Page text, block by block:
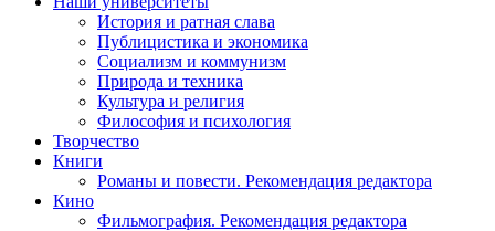
История и ратная слава
Публицистика и экономика
Социализм и коммунизм
Природа и техника
Культура и религия
Философия и психология
Творчество
Книги
Романы и повести. Рекомендация редактора
Кино
Фильмография. Рекомендация редактора